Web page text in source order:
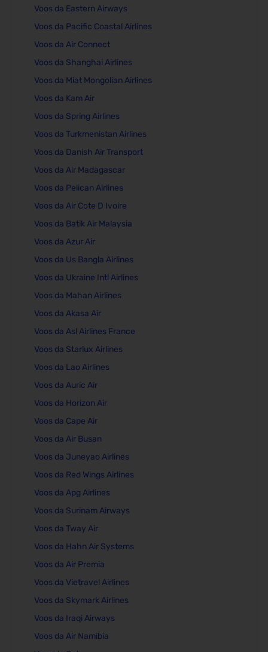
Voos da Eastern Airways
Voos da Pacific Coastal Airlines
Voos da Air Connect
Voos da Shanghai Airlines
Voos da Miat Mongolian Airlines
Voos da Kam Air
Voos da Spring Airlines
Voos da Turkmenistan Airlines
Voos da Danish Air Transport
Voos da Air Madagascar
Voos da Pelican Airlines
Voos da Air Cote D Ivoire
Voos da Batik Air Malaysia
Voos da Azur Air
Voos da Us Bangla Airlines
Voos da Ukraine Intl Airlines
Voos da Mahan Airlines
Voos da Akasa Air
Voos da Asl Airlines France
Voos da Starlux Airlines
Voos da Lao Airlines
Voos da Auric Air
Voos da Horizon Air
Voos da Cape Air
Voos da Air Busan
Voos da Juneyao Airlines
Voos da Red Wings Airlines
Voos da Apg Airlines
Voos da Surinam Airways
Voos da Tway Air
Voos da Hahn Air Systems
Voos da Air Premia
Voos da Vietravel Airlines
Voos da Skymark Airlines
Voos da Iraqi Airways
Voos da Air Namibia